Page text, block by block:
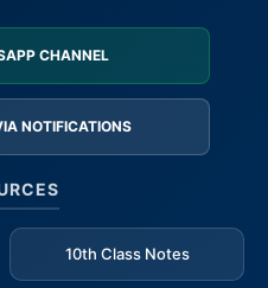
CHANNEL
NOTIFICATIONS
10th Class Notes